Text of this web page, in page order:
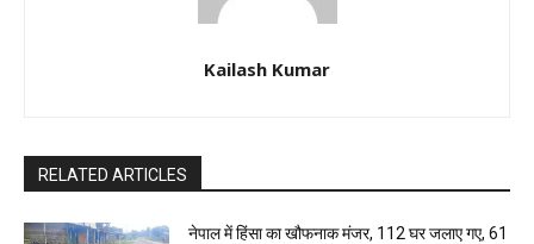
Kailash Kumar
RELATED ARTICLES
नेपाल में हिंसा का खौफनाक मंजर, 112 घर जलाए गए, 61